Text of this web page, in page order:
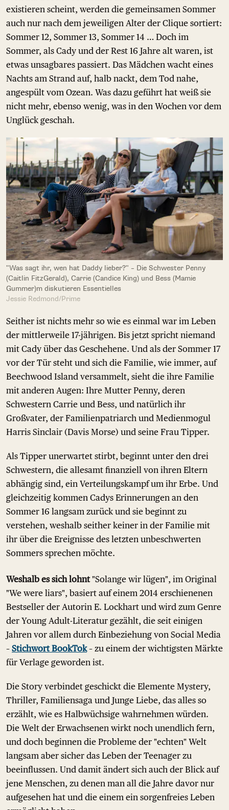
existieren scheint, werden die gemeinsamen Sommer
auch nur nach dem jeweiligen Alter der Clique sortiert:
Sommer 12, Sommer 13, Sommer 14 … Doch im
Sommer, als Cady und der Rest 16 Jahre alt waren, ist
etwas unsagbares passiert. Das Mädchen wacht eines
Nachts am Strand auf, halb nackt, dem Tod nahe,
angespült vom Ozean. Was dazu geführt hat weiß sie
nicht mehr, ebenso wenig, was in den Wochen vor dem
Unglück geschah.
"Was sagt ihr, wen hat Daddy lieber?" – Die Schwester Penny
(Caitlin FitzGerald), Carrie (Candice King) und Bess (Mamie
Gummer)m diskutieren Essentielles
Jessie Redmond/Prime
Seither ist nichts mehr so wie es einmal war im Leben
der mittlerweile 17-jährigen. Bis jetzt spricht niemand
mit Cady über das Geschehene. Und als der Sommer 17
vor der Tür steht und sich die Familie, wie immer, auf
Beechwood Island versammelt, sieht die ihre Familie
mit anderen Augen: Ihre Mutter Penny, deren
Schwestern Carrie und Bess, und natürlich ihr
Großvater, der Familienpatriarch und Medienmogul
Harris Sinclair (Davis Morse) und seine Frau Tipper.
Als Tipper unerwartet stirbt, beginnt unter den drei
Schwestern, die allesamt finanziell von ihren Eltern
abhängig sind, ein Verteilungskampf um ihr Erbe. Und
gleichzeitig kommen Cadys Erinnerungen an den
Sommer 16 langsam zurück und sie beginnt zu
verstehen, weshalb seither keiner in der Familie mit
ihr über die Ereignisse des letzten unbeschwerten
Sommers sprechen möchte.
Weshalb es sich lohnt"Solange wir lügen", im Original
"We were liars", basiert auf einem 2014 erschienenen
Bestseller der Autorin E. Lockhart und wird zum Genre
der Young Adult-Literatur gezählt, die seit einigen
Jahren vor allem durch Einbeziehung von Social Media
– Stichwort BookTok– zu einem der wichtigsten Märkte
für Verlage geworden ist.
Die Story verbindet geschickt die Elemente Mystery,
Thriller, Familiensaga und Junge Liebe, das alles so
erzählt, wie es Halbwüchsige wahrnehmen würden.
Die Welt der Erwachsenen wirkt noch unendlich fern,
und doch beginnen die Probleme der "echten" Welt
langsam aber sicher das Leben der Teenager zu
beeinflussen. Und damit ändert sich auch der Blick auf
jene Menschen, zu denen man all die Jahre davor nur
aufgesehen hat und die einem ein sorgenfreies Leben